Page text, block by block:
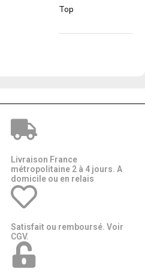
Top
Livraison France
métropolitaine 2 à 4 jours. A
domicile ou en relais​​
Satisfait ou remboursé. Voir
CGV.